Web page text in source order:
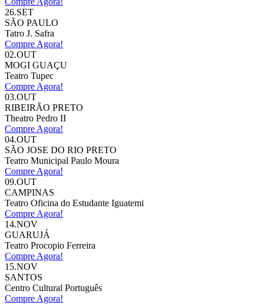
26.SET
SÃO PAULO
Tatro J. Safra
Compre Agora!
02.OUT
MOGI GUAÇU
Teatro Tupec
Compre Agora!
03.OUT
RIBEIRÃO PRETO
Theatro Pedro II
Compre Agora!
04.OUT
SÃO JOSE DO RIO PRETO
Teatro Municipal Paulo Moura
Compre Agora!
09.OUT
CAMPINAS
Teatro Oficina do Estudante Iguatemi
Compre Agora!
14.NOV
GUARUJÁ
Teatro Procopio Ferreira
Compre Agora!
15.NOV
SANTOS
Centro Cultural Português
Compre Agora!